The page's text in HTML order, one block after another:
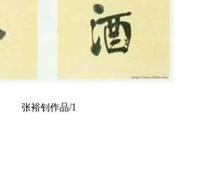
张裕钊作品/1